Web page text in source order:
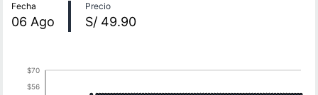
Fecha
06 Ago
Precio
S/ 49.90
$56
$70